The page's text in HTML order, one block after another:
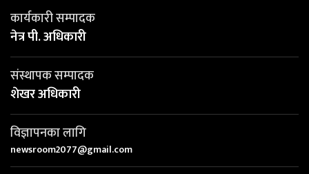
कार्यकारी सम्पादक
नेत्र पी. अधिकारी
संस्थापक सम्पादक
शेखर अधिकारी
विज्ञापनका लागि
newsroom2077@gmail.com